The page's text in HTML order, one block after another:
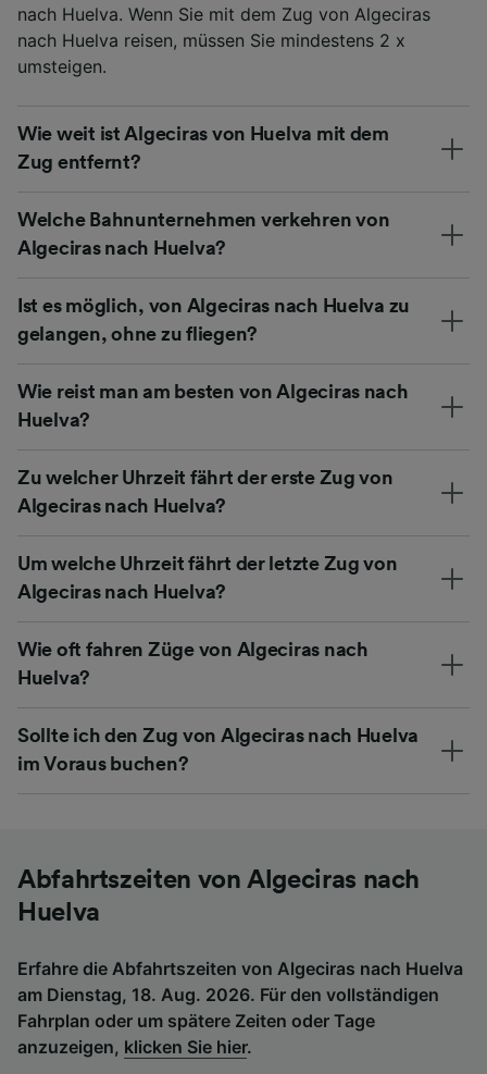
nach Huelva. Wenn Sie mit dem Zug von Algeciras
nach Huelva reisen, müssen Sie mindestens 2 x
umsteigen.
Wie weit ist Algeciras von Huelva mit dem
Zug entfernt?
Welche Bahnunternehmen verkehren von
Algeciras nach Huelva?
Ist es möglich, von Algeciras nach Huelva zu
gelangen, ohne zu fliegen?
Wie reist man am besten von Algeciras nach
Huelva?
Zu welcher Uhrzeit fährt der erste Zug von
Algeciras nach Huelva?
Um welche Uhrzeit fährt der letzte Zug von
Algeciras nach Huelva?
Wie oft fahren Züge von Algeciras nach
Huelva?
Sollte ich den Zug von Algeciras nach Huelva
im Voraus buchen?
Abfahrtszeiten von Algeciras nach
Huelva
Erfahre die Abfahrtszeiten von Algeciras nach Huelva
am Dienstag, 18. Aug. 2026. Für den vollständigen
Fahrplan oder um spätere Zeiten oder Tage
anzuzeigen, klicken Sie hier.